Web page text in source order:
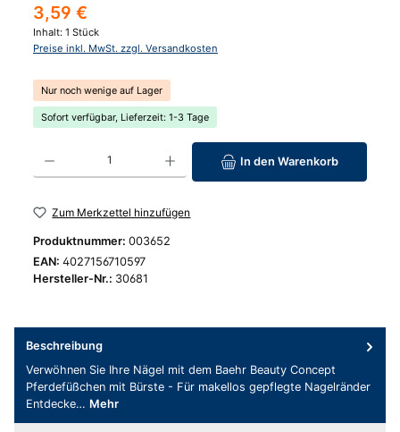
Regulärer Preis:
3,59 €
Inhalt: 1 Stück
Preise inkl. MwSt. zzgl. Versandkosten
Nur noch wenige auf Lager
Sofort verfügbar, Lieferzeit: 1-3 Tage
Produkt Anzahl: Gib den gewünschten Wert ein oder benutze die
In den Warenkorb
Zum Merkzettel hinzufügen
Produktnummer: 003652
EAN: 4027156710597
Hersteller-Nr.: 30681
Beschreibung
Verwöhnen Sie Ihre Nägel mit dem Baehr Beauty Concept
Pferdefüßchen mit Bürste - Für makellos gepflegte Nagelränder
Entdecke… Mehr